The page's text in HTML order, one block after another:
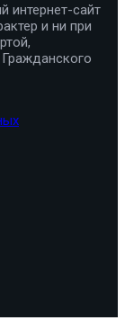
интернет-сайт
и ни при